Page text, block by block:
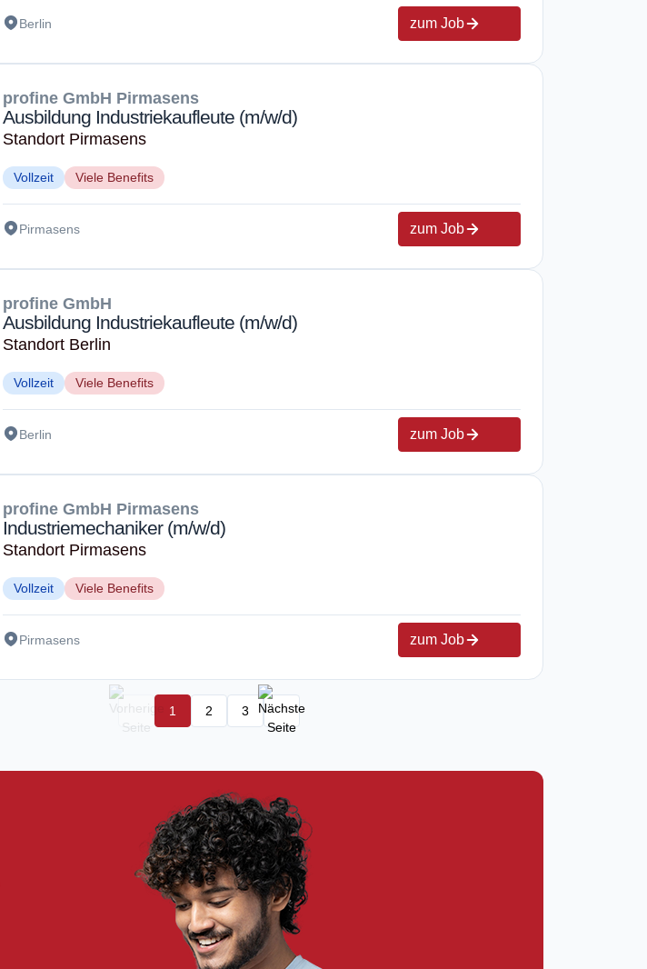
Berlin zum Job
profine GmbH Pirmasens
Ausbildung Industrie­kaufleute (m/w/d)
Standort Pirmasens
Vollzeit Viele Benefits
Pirmasens zum Job
profine GmbH
Ausbildung Industrie­kaufleute (m/w/d)
Standort Berlin
Vollzeit Viele Benefits
Berlin zum Job
profine GmbH Pirmasens
Industriemechaniker (m/w/d)
Standort Pirmasens
Vollzeit Viele Benefits
Pirmasens zum Job
1 2 3